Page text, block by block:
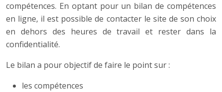
compétences. En optant pour un bilan de compétences
en ligne, il est possible de contacter le site de son choix
en dehors des heures de travail et rester dans la
confidentialité.
Le bilan a pour objectif de faire le point sur :
les compétences